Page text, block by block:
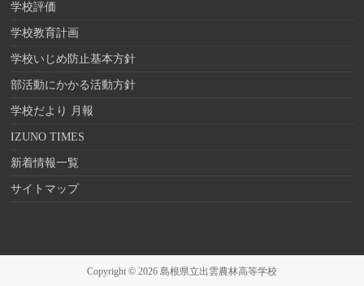
学校評価
学校教育計画
学校いじめ防止基本方針
部活動にかかる活動方針
学校だより 月報
IZUNO TIMES
新着情報一覧
サイトマップ
Copyright © 2026 島根県立出雲農林高等学校